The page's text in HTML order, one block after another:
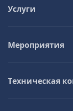
Услуги
Мероприятия
Техническая